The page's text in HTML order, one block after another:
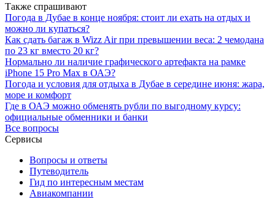
Также спрашивают
Погода в Дубае в конце ноября: стоит ли ехать на отдых и
можно ли купаться?
Как сдать багаж в Wizz Air при превышении веса: 2 чемодана
по 23 кг вместо 20 кг?
Нормально ли наличие графического артефакта на рамке
iPhone 15 Pro Max в ОАЭ?
Погода и условия для отдыха в Дубае в середине июня: жара,
море и комфорт
Где в ОАЭ можно обменять рубли по выгодному курсу:
официальные обменники и банки
Все вопросы
Сервисы
Вопросы и ответы
Путеводитель
Гид по интересным местам
Авиакомпании